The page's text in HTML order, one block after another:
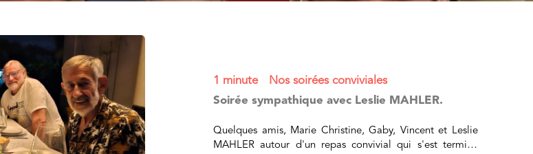
1 minute
Nos soirées conviviales
Soirée sympathique avec Leslie MAHLER.
Quelques amis, Marie Christine, Gaby, Vincent et Leslie
MAHLER autour d'un repas convivial qui s'est terminé